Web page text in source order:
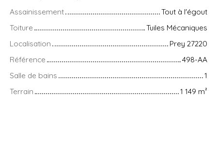
Assainissement
Tout à l'égout
Toiture
Tuiles Mécaniques
Localisation
Prey 27220
Référence
498-AA
Salle de bains
1
Terrain
1 149 m²